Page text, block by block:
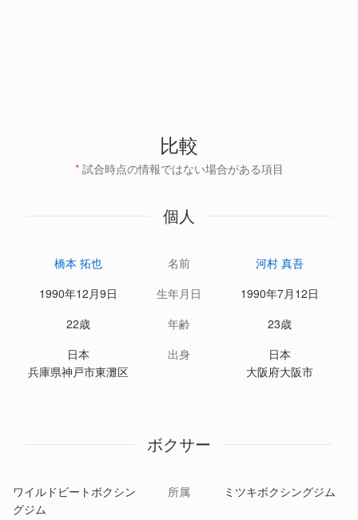
比較
* 試合時点の情報ではない場合がある項目
個人
橋本 拓也 名前
河村 真吾
1990年12月9日
生年月日
1990年7月12日
22歳
年齢
23歳
日本
兵庫県神戸市東灘区
出身
日本
大阪府大阪市
ボクサー
ワイルドビートボクシン
グジム
所属 ミツキボクシングジム